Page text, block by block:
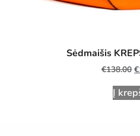
Sėdmaišis
€138.00 €
Į